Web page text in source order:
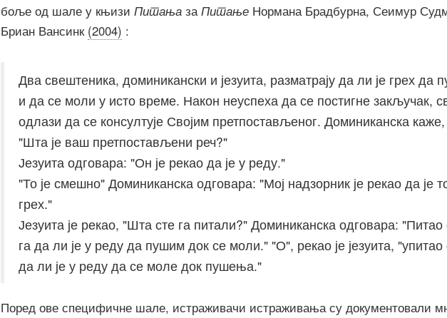
боље од шале у књизи Питања заПитање Нормана Брадбурна, Сеимур
Бриан Вансинк (2004) :
Два свештеника, доминикански и језуита, разматрају да ли је грех да
и да се моли у исто време. Након неуспеха да се постигне закључак,
одлази да се консултује Својим претпостављеног. Доминиканска каже,
"Шта је ваш претпостављени реч?"
Језуита одговара: "Он је рекао да је у реду."
"То је смешно" Доминиканска одговара: "Мој надзорник је рекао да је
грех."
Језуита је рекао, "Шта сте га питали?" Доминиканска одговара:
га да ли је у реду да пушим док се моли." "О", рекао је језуита,
да ли је у реду да се моле док пушења."
Поред ове специфичне шале, истраживачи истраживања су документовали